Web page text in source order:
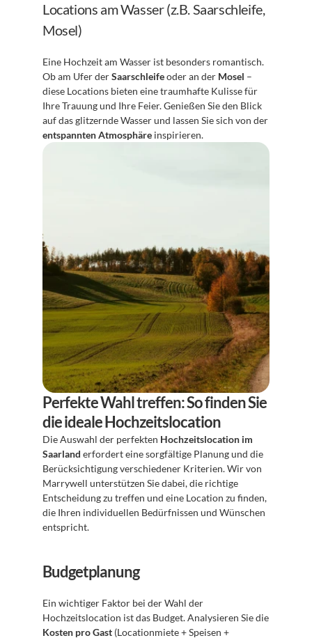
Locations am Wasser (z.B. Saarschleife,
Mosel)
Eine Hochzeit am Wasser ist besonders romantisch.
Ob am Ufer der Saarschleife oder an der Mosel –
diese Locations bieten eine traumhafte Kulisse für
Ihre Trauung und Ihre Feier. Genießen Sie den Blick
entspannten Atmosphäre inspirieren.
Perfekte Wahl treffen: So finden Sie
die ideale Hochzeitslocation
Die Auswahl der perfekten Hochzeitslocation im
Saarland erfordert eine sorgfältige Planung und die
Berücksichtigung verschiedener Kriterien. Wir von
Marrywell unterstützen Sie dabei, die richtige
Entscheidung zu treffen und eine Location zu finden,
die Ihren individuellen Bedürfnissen und Wünschen
entspricht.
Budgetplanung
Ein wichtiger Faktor bei der Wahl der
Kosten pro Gast (Locationmiete + Speisen +